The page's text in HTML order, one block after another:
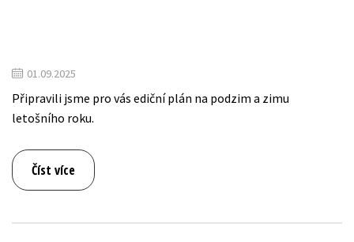
01.09.2025
Připravili jsme pro vás ediční plán na podzim a zimu
letošního roku.
Číst více